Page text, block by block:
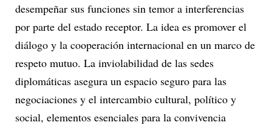
desempeñar sus funciones sin temor a interferencias
por parte del estado receptor. La idea es promover el
diálogo y la cooperación internacional en un marco de
respeto mutuo. La inviolabilidad de las sedes
diplomáticas asegura un espacio seguro para las
negociaciones y el intercambio cultural, político y
social, elementos esenciales para la convivencia